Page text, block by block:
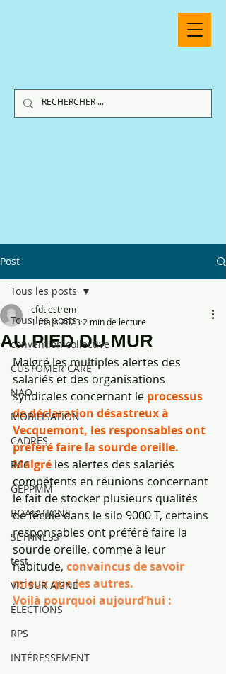
Post
Tous les posts
convention collective
CUSTOMER CARE
NAO
MOBILISATION
CADRES
RCC
GEPPMM
ROATATIONS
SETHNESS
test
VIC SUR AISNE
ÉLECTIONS
RPS
INTÉRESSEMENT
Tous les posts
AU PIED DU MUR
cfdtlestrem
1 mars 2023 2 min de lecture
Malgré les multiples alertes des
salariés et des organisations
syndicales concernant le processus
de déclaration désastreux à
Vecquemont, les responsables ont
préféré faire la sourde oreille.
Malgré les alertes des salariés
compétents en réunions concernant
le fait de stocker plusieurs qualités
de fécule dans le silo 9000 T, certains
responsables ont préféré faire la
sourde oreille, comme à leur
habitude, convaincus de savoir
mieux que les autres.
Voilà pourquoi aujourd’hui :